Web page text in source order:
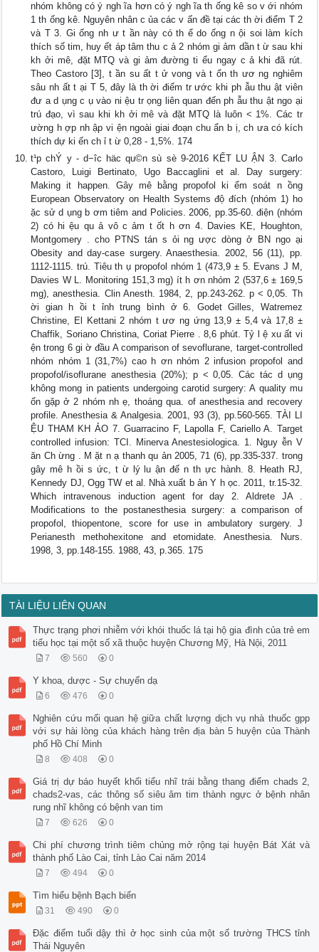
nhóm không có ý ngh ĩa hơn có ý ngh ĩa th ống kê so v ới nhóm
1 th ống kê. Nguyên nhân c ủa các v ấn đề tại các th ời điểm T 2
và T 3. Gi ống nh ư t ần này có th ể do ống n ội soi làm kích
thích số tim, huy ết áp tâm thu c ả 2 nhóm gi ảm dần t ừ sau khi
kh ởi mê, đặt MTQ và gi ảm đường ti ểu ngay c ả khi đã rút.
Theo Castoro [3], t ần su ất t ử vong và t ổn th ươ ng nghiêm
sâu nh ất t ại T 5, đây là th ời điểm tr ước khi ph ẫu thu ật viên
đư a d ụng c ụ vào ni ệu tr ọng liên quan đến ph ẫu thu ật ngo ại
trú đạo, vì sau khi kh ởi mê và đặt MTQ là luôn < 1%. Các tr
ường h ợp nh ập vi ện ngoài giai đoạn chu ẩn b ị, ch ưa có kích
thích dự ki ến ch ỉ t ừ 0,28 - 1,5%. 174
t¹p chÝ y - d−îc häc qu©n sù sè 9-2016 KẾT LU ẬN 3. Carlo
Castoro, Luigi Bertinato, Ugo Baccaglini et al. Day surgery:
Making it happen. Gây mê bằng propofol ki ểm soát n ồng
European Observatory on Health Systems độ đích (nhóm 1) ho
ặc sử d ụng b ơm tiêm and Policies. 2006, pp.35-60. điện (nhóm
2) có hi ệu qu ả vô c ảm t ốt h ơn 4. Davies KE, Houghton,
Montgomery . cho PTNS tán s ỏi ng ược dòng ở BN ngo ại
Obesity and day-case surgery. Anaesthesia. 2002, 56 (11), pp.
1112-1115. trú. Tiêu th ụ propofol nhóm 1 (473,9 ± 5. Evans J M,
Davies W L. Monitoring 151,3 mg) ít h ơn nhóm 2 (537,6 ± 169,5
mg), anesthesia. Clin Anesth. 1984, 2, pp.243-262. p < 0,05. Th
ời gian h ồi t ỉnh trung bình ở 6. Godet Gilles, Watremez
Christine, El Kettani 2 nhóm t ươ ng ứng 13,9 ± 5,4 và 17,8 ±
Chaffik, Soriano Christina, Coriat Pierre . 8,6 phút. Tỷ l ệ xu ất vi
ện trong 6 gi ờ đầu A comparison of sevoflurane, target-controlled
nhóm nhóm 1 (31,7%) cao h ơn nhóm 2 infusion propofol and
propofol/isoflurane anesthesia (20%); p < 0,05. Các tác d ụng
không mong in patients undergoing carotid surgery: A quality mu
ốn gặp ở 2 nhóm nh ẹ, thoáng qua. of anesthesia and recovery
profile. Anesthesia & Analgesia. 2001, 93 (3), pp.560-565. TÀI LI
ỆU THAM KH ẢO 7. Guarracino F, Lapolla F, Cariello A. Target
controlled infusion: TCI. Minerva Anestesiologica. 1. Nguy ễn V
ăn Ch ừng . M ặt n ạ thanh qu ản 2005, 71 (6), pp.335-337. trong
gây mê h ồi s ức, t ừ lý lu ận đế n th ực hành. 8. Heath RJ,
Kennedy DJ, Ogg TW et al. Nhà xuất b ản Y h ọc. 2011, tr.15-32.
Which intravenous induction agent for day 2. Aldrete JA .
Modifications to the postanesthesia surgery: a comparison of
propofol, thiopentone, score for use in ambulatory surgery. J
Perianesth methohexitone and etomidate. Anesthesia. Nurs.
1998, 3, pp.148-155. 1988, 43, p.365. 175
TÀI LIỆU LIÊN QUAN
Thực trạng phơi nhiễm với khói thuốc lá tại hộ gia đình của trẻ em
tiểu học tại một số xã thuộc huyện Chương Mỹ, Hà Nội, 2011
7 560 0
Y khoa, dược - Sự chuyển dạ
6 476 0
Nghiên cứu mối quan hệ giữa chất lượng dịch vụ nhà thuốc gpp
với sự hài lòng của khách hàng trên địa bàn 5 huyện của Thành
phố Hồ Chí Minh
8 408 0
Giá trị dự báo huyết khối tiểu nhĩ trái bằng thang điểm chads 2,
chads2-vas, các thông số siêu âm tim thành ngực ở bệnh nhân
rung nhĩ không có bệnh van tim
7 626 0
Chi phí chương trình tiêm chủng mở rộng tại huyện Bát Xát và
thành phố Lào Cai, tỉnh Lào Cai năm 2014
7 494 0
Tìm hiểu bệnh Bạch biến
31 490 0
Đặc điểm tuổi dậy thì ở học sinh của một số trường THCS tỉnh
Thái Nguyên